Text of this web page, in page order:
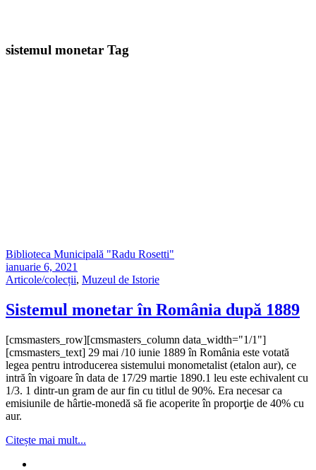
sistemul monetar Tag
Biblioteca Municipală "Radu Rosetti"
ianuarie 6, 2021
Articole/colecții, Muzeul de Istorie
Sistemul monetar în România după 1889
[cmsmasters_row][cmsmasters_column data_width="1/1"]
[cmsmasters_text] 29 mai /10 iunie 1889 în România este votată
legea pentru introducerea sistemului monometalist (etalon aur), ce
intră în vigoare în data de 17/29 martie 1890.1 leu este echivalent cu
1/3. 1 dintr-un gram de aur fin cu titlul de 90%. Era necesar ca
emisiunile de hârtie-monedă să fie acoperite în proporţie de 40% cu
aur.
Citește mai mult...